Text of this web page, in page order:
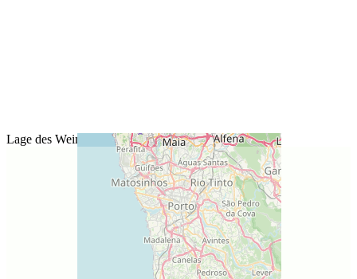
Lage des Weinguts